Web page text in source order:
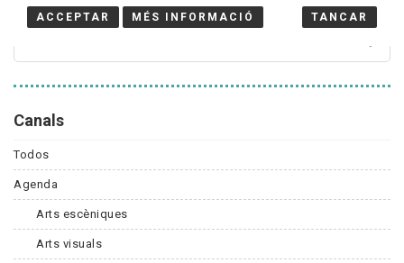
Canals
Todos
Agenda
Arts escèniques
Arts visuals
ACCEPTAR MÉS INFORMACIÓ TANCAR